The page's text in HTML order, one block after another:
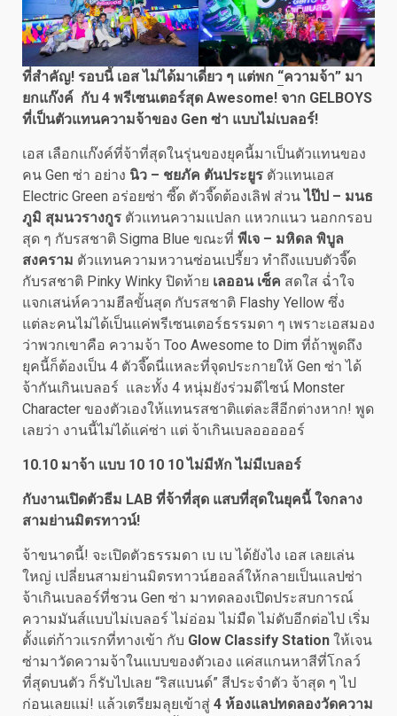
ที่สำคัญ! รอบนี้ เอส ไม่ได้มาเดี่ยว ๆ แต่พก “ความจ้า” มา
ยกแก๊งค์ กับ 4 พรีเซนเตอร์สุด Awesome! จาก GELBOYS
ที่เป็นตัวแทนความจ้าของ Gen ซ่า แบบไม่เบลอร์!
เอส เลือกแก๊งค์ที่จ้าที่สุดในรุ่นของยุคนี้มาเป็นตัวแทนของ
คน Gen ซ่า อย่าง นิว – ชยภัค ตันประยูร ตัวแทนเอส
Electric Green อร่อยซ่า ซี๊ด ตัวจี๊ดต้องเลิฟ ส่วนไป๊ป – มนธ
ภูมิ สุมนวรางกูร ตัวแทนความแปลก แหวกแนว นอกกรอบ
สุด ๆ กับรสชาติ Sigma Blue ขณะที่ พีเจ – มหิดล พิบูล
สงคราม ตัวแทนความหวานซ่อนเปรี้ยว ทำถึงแบบตัวจี๊ด
กับรสชาติ Pinky Winky ปิดท้าย เลออน เซ็ค สดใส ฉ่ำใจ
แจกเสน่ห์ความฮีลขั้นสุด กับรสชาติ Flashy Yellow ซึ่ง
แต่ละคนไม่ได้เป็นแค่พรีเซนเตอร์ธรรมดา ๆ เพราะเอสมอง
ว่าพวกเขาคือ ความจ้า Too Awesome to Dim ที่ถ้าพูดถึง
ยุคนี้ก็ต้องเป็น 4 ตัวจี๊ดนี่แหละที่จุดประกายให้ Gen ซ่า ได้
จ้ากันเกินเบลอร์ และทั้ง 4 หนุ่มยังร่วมดีไซน์ Monster
Character ของตัวเองให้แทนรสชาติแต่ละสีอีกต่างหาก! พูด
เลยว่า งานนี้ไม่ได้แค่ซ่า แต่ จ้าเกินเบลอออออร์
10.10 มาจ้า แบบ 10 10 10 ไม่มีหัก ไม่มีเบลอร์
กับงานเปิดตัวธีม LAB ที่จ้าที่สุด แสบที่สุดในยุคนี้ ใจกลาง
สามย่านมิตรทาวน์!
จ้าขนาดนี้! จะเปิดตัวธรรมดา เบ เบ ได้ยังไง เอส เลยเล่น
ใหญ่ เปลี่ยนสามย่านมิตรทาวน์ฮอลล์ให้กลายเป็นแลปซ่า
จ้าเกินเบลอร์ที่ชวน Gen ซ่า มาทดลองเปิดประสบการณ์
ความมันส์แบบไม่เบลอร์ ไม่อ่อม ไม่มืด ไม่ดับอีกต่อไป เริ่ม
ตั้งแต่ก้าวแรกที่ทางเข้า กับ Glow Classify Station ให้เจน
ซ่ามาวัดความจ้าในแบบของตัวเอง แค่สแกนหาสีที่โกลว์
ที่สุดบนตัว ก็รับไปเลย “ริสแบนด์” สีประจำตัว จ้าสุด ๆ ไป
ก่อนเลยแม่! แล้วเตรียมลุยเข้าสู่ 4 ห้องแลปทดลองวัดความ